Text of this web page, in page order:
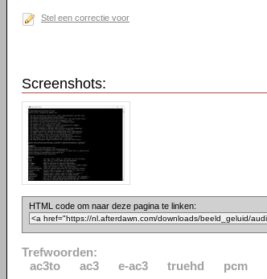
Stel een correctie voor
Screenshots:
HTML code om naar deze pagina te linken:
Trefwoorden:
ac3to
ac3 e-ac3 truehd pcm